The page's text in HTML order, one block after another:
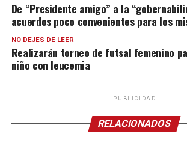
De “Presidente amigo” a la
acuerdos poco convenientes para los
NO DEJES DE LEER
Realizarán torneo de futsal femenino
niño con leucemia
PUBLICIDAD
RELACIONADOS